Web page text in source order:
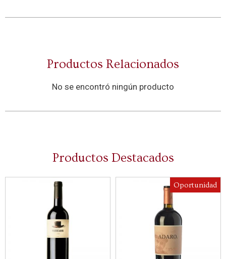
Productos Relacionados
No se encontró ningún producto
Productos Destacados
Oportunidad